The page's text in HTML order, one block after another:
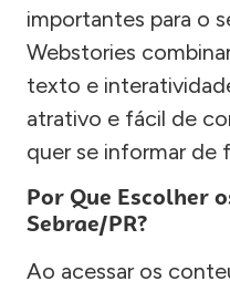
importantes para o
Webstories
texto e
atrativo e fácil de
quer se informar de
Por Que Escolher
Sebrae/PR?
Ao acessar os